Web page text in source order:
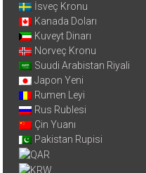
İsveç Kronu
Kanada Doları
Kuveyt Dinarı
Norveç Kronu
Suudi Arabistan Riyali
Japon Yeni
Rumen Leyi
Rus Rublesi
Çin Yuanı
Pakistan Rupisi